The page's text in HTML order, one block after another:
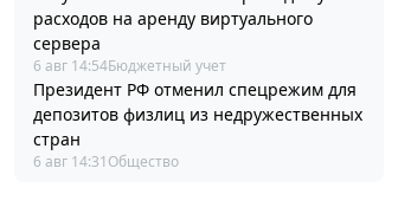
расходов на аренду виртуального
сервера
6 авг 14:54Бюджетный учет
Президент РФ отменил спецрежим для
депозитов физлиц из недружественных
стран
6 авг 14:31 Общество